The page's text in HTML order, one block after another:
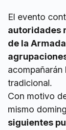
El evento
autoridades
de la
acompañarán
tradicional.
Con motivo
mismo
siguientes